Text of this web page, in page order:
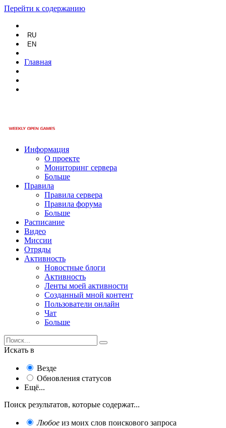
Перейти к содержанию
RU
EN
Главная
Информация
О проекте
Мониторинг сервера
Больше
Правила
Правила сервера
Правила форума
Больше
Расписание
Видео
Миссии
Отряды
Активность
Новостные блоги
Активность
Ленты моей активности
Созданный мной контент
Пользователи онлайн
Чат
Больше
Искать в
Везде
Обновления статусов
Ещё...
Поиск результатов, которые содержат...
Любое из моих слов поискового запроса